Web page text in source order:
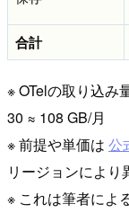
合計
※ OTelの取り込み
30 ≈ 108 GB/月
※ 前提や単価は 公
リージョンにより
※ これは筆者によ